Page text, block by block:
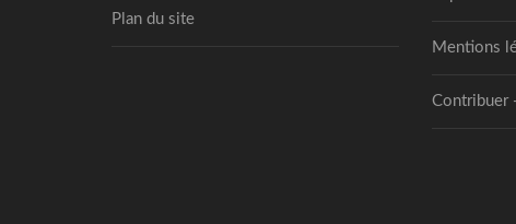
Plan du site
Mentions
Contribuer